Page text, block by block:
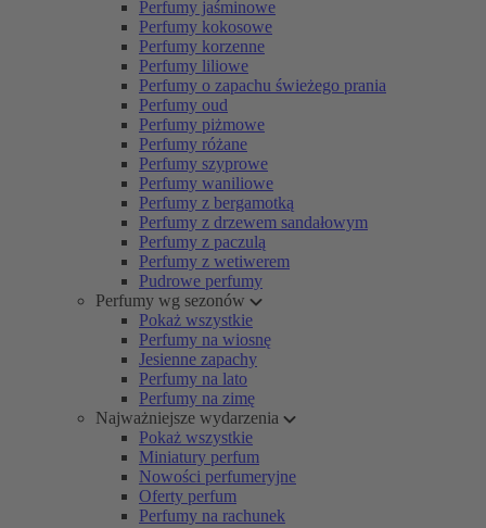
Perfumy jaśminowe
Perfumy kokosowe
Perfumy korzenne
Perfumy liliowe
Perfumy o zapachu świeżego prania
Perfumy oud
Perfumy piżmowe
Perfumy różane
Perfumy szyprowe
Perfumy waniliowe
Perfumy z bergamotką
Perfumy z drzewem sandałowym
Perfumy z paczulą
Perfumy z wetiwerem
Pudrowe perfumy
Perfumy wg sezonów
Pokaż wszystkie
Perfumy na wiosnę
Jesienne zapachy
Perfumy na lato
Perfumy na zimę
Najważniejsze wydarzenia
Pokaż wszystkie
Miniatury perfum
Nowości perfumeryjne
Oferty perfum
Perfumy na rachunek